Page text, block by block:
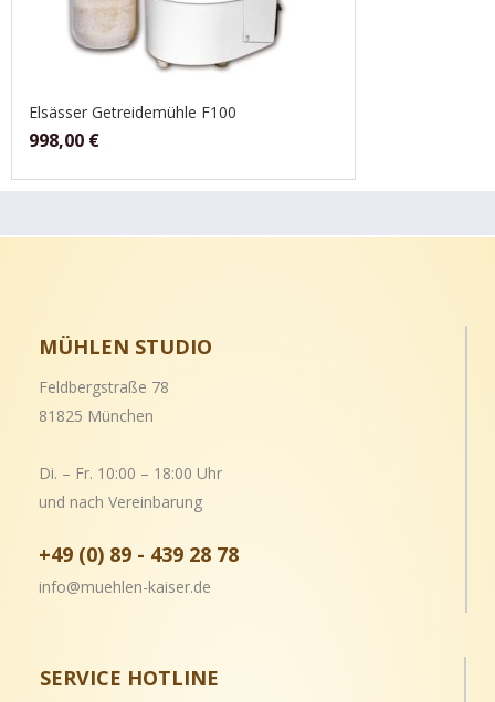
Elsässer Getreidemühle F100
998,00 €
MÜHLEN STUDIO
Feldbergstraße 78
81825 München
Di. – Fr. 10:00 – 18:00 Uhr
und nach Vereinbarung
+49 (0) 89 - 439 28 78
info@muehlen-kaiser.de
SERVICE HOTLINE